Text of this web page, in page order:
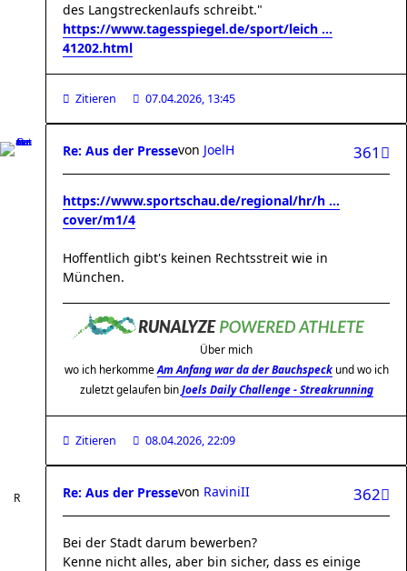
des Langstreckenlaufs schreibt."
https://www.tagesspiegel.de/sport/leich ...
41202.html
Zitieren 07.04.2026, 13:45
Re: Aus der Presse 361
von JoelH
https://www.sportschau.de/regional/hr/h ...
cover/m1/4
Hoffentlich gibt's keinen Rechtsstreit wie in
München.
Über mich
wo ich herkomme Am Anfang war da der Bauchspeckund wo ich
zuletzt gelaufen binJoels Daily Challenge - Streakrunning
Zitieren 08.04.2026, 22:09
Re: Aus der Presse 362
von RaviniII
Bei der Stadt darum bewerben?
Kenne nicht alles, aber bin sicher, dass es einige